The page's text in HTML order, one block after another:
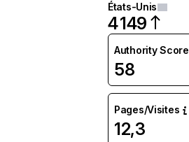
États-Unis
4 149
Authority Score
58
Pages/Visites
12,3